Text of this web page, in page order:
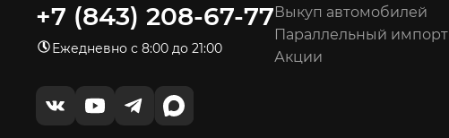
+7 (843) 208-67-77
Ежедневно с 8:00 до 21:00
Выкуп автомобилей
Параллельный импорт
Акции